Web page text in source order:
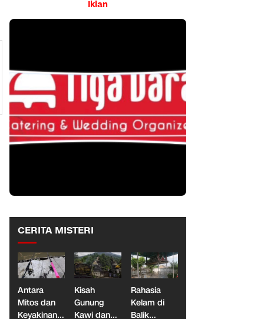
Iklan
CERITA MISTERI
Antara
Mitos dan
Keyakinan,
Kisah
Gunung
Kawi dan
Rahasia
Kelam di
Balik